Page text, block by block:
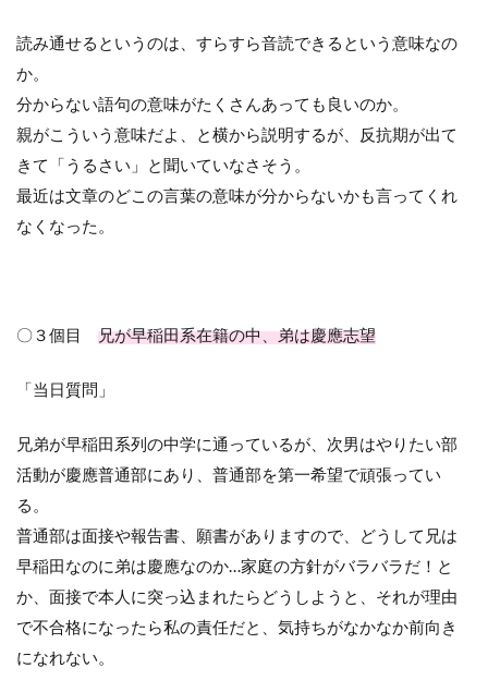
読み通せるというのは、すらすら音読できるという意味なの
か。
分からない語句の意味がたくさんあっても良いのか。
親がこういう意味だよ、と横から説明するが、反抗期が出て
きて「うるさい」と聞いていなさそう。
最近は文章のどこの言葉の意味が分からないかも言ってくれ
なくなった。
〇３個目 兄が早稲田系在籍の中、弟は慶應志望
「当日質問」
兄弟が早稲田系列の中学に通っているが、次男はやりたい部
活動が慶應普通部にあり、普通部を第一希望で頑張ってい
る。
普通部は面接や報告書、願書がありますので、どうして兄は
早稲田なのに弟は慶應なのか…家庭の方針がバラバラだ！と
か、面接で本人に突っ込まれたらどうしようと、それが理由
で不合格になったら私の責任だと、気持ちがなかなか前向き
になれない。